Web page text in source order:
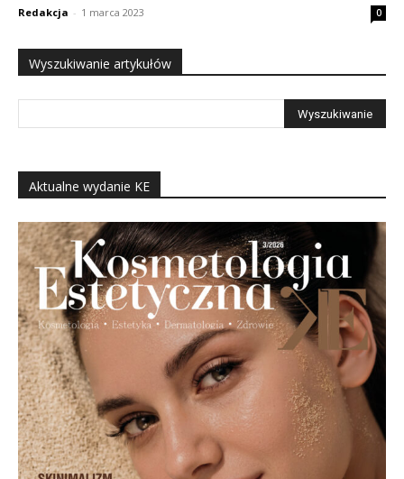
Redakcja - 1 marca 2023 0
Wyszukiwanie artykułów
Aktualne wydanie KE